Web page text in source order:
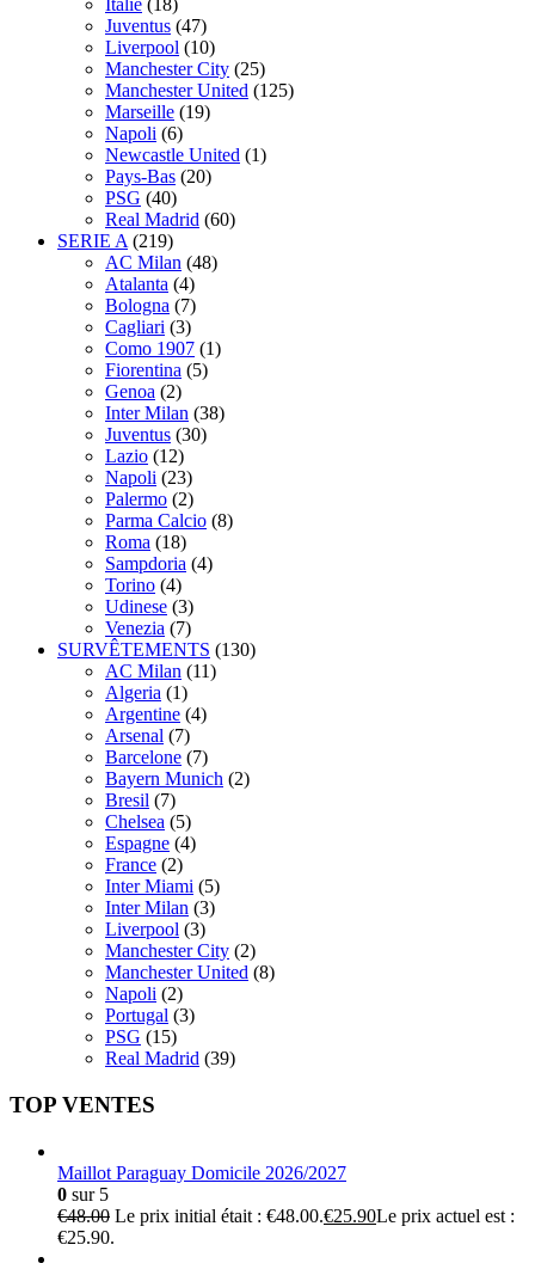
Italie (18)
Juventus (47)
Liverpool (10)
Manchester City (25)
Manchester United (125)
Marseille (19)
Napoli (6)
Newcastle United (1)
Pays-Bas (20)
PSG (40)
Real Madrid (60)
SERIE A (219)
AC Milan (48)
Atalanta (4)
Bologna (7)
Cagliari (3)
Como 1907 (1)
Fiorentina (5)
Genoa (2)
Inter Milan (38)
Juventus (30)
Lazio (12)
Napoli (23)
Palermo (2)
Parma Calcio (8)
Roma (18)
Sampdoria (4)
Torino (4)
Udinese (3)
Venezia (7)
SURVÊTEMENTS (130)
AC Milan (11)
Algeria (1)
Argentine (4)
Arsenal (7)
Barcelone (7)
Bayern Munich (2)
Bresil (7)
Chelsea (5)
Espagne (4)
France (2)
Inter Miami (5)
Inter Milan (3)
Liverpool (3)
Manchester City (2)
Manchester United (8)
Napoli (2)
Portugal (3)
PSG (15)
Real Madrid (39)
TOP VENTES
Maillot Paraguay Domicile 2026/2027
0 sur 5
€48.00 Le prix initial était : €48.00.€25.90Le prix actuel est :
€25.90.